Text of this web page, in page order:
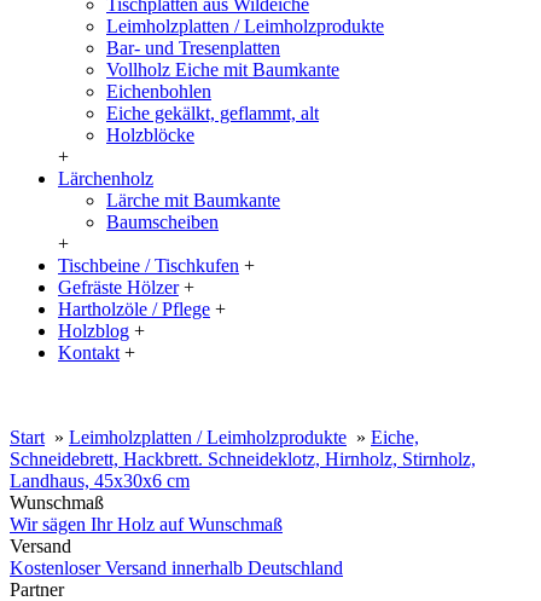
Tischplatten aus Wildeiche
Leimholzplatten / Leimholzprodukte
Bar- und Tresenplatten
Vollholz Eiche mit Baumkante
Eichenbohlen
Eiche gekälkt, geflammt, alt
Holzblöcke
+
Lärchenholz
Lärche mit Baumkante
Baumscheiben
+
Tischbeine / Tischkufen +
Gefräste Hölzer +
Hartholzöle / Pflege +
Holzblog +
Kontakt +
Start » Leimholzplatten / Leimholzprodukte » Eiche,
Schneidebrett, Hackbrett. Schneideklotz, Hirnholz, Stirnholz,
Landhaus, 45x30x6 cm
Wunschmaß
Wir sägen Ihr Holz auf Wunschmaß
Versand
Kostenloser Versand innerhalb Deutschland
Partner